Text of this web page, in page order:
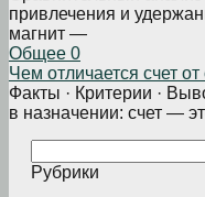
привлечения и
магнит —
Общее 0
Чем отличается счет
Факты · Критерии ·
в назначении: счет —
Рубрики